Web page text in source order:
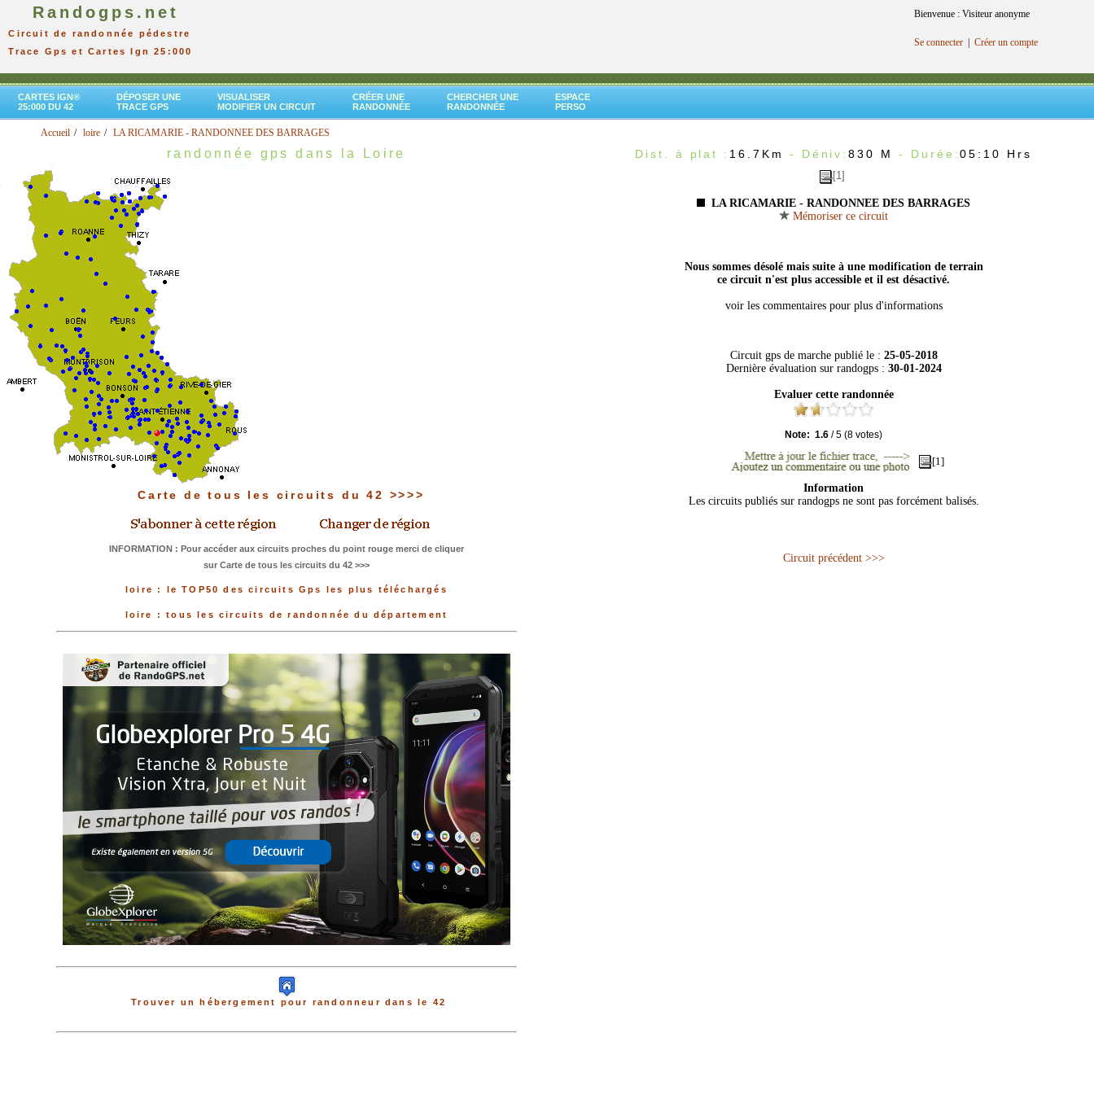
Randogps.net
Circuit de randonnée pédestre
Trace Gps et Cartes Ign 25:000
Bienvenue : Visiteur anonyme
Se connecter Créer un compte
CARTES IGN®
25:000 DU 42
DÉPOSER UNE
TRACE GPS
VISUALISER
MODIFIER UN CIRCUIT
CRÉER UNE
RANDONNÉE
CHERCHER UNE
RANDONNÉE
ESPACE
PERSO
Accueil loire LA RICAMARIE - RANDONNEE DES BARRAGES
randonnée gps dans la Loire
Carte de tous les circuits du 42 >>>>
INFORMATION : Pour accéder aux circuits proches du point rouge merci de cliquer
sur Carte de tous les circuits du 42 >>>
loire : le TOP50 des circuits Gps les plus téléchargés
loire : tous les circuits de randonnée du département
Trouver un hébergement pour randonneur dans le 42
Dist. à plat : 16.7Km - Déniv:830 M - Durée:05:10 Hrs
[1]
LA RICAMARIE - RANDONNEE DES BARRAGES
Mémoriser ce circuit
Nous sommes désolé mais suite à une modification de terrain
ce circuit n'est plus accessible et il est désactivé.
voir les commentaires pour plus d'informations
Circuit gps de marche publié le : 25-05-2018
Dernière évaluation sur randogps : 30-01-2024
Evaluer cette randonnée
Note: 1.6 /5 (8 votes)
[1]
Information
Les circuits publiés sur randogps ne sont pas forcément balisés.
Circuit précédent >>>